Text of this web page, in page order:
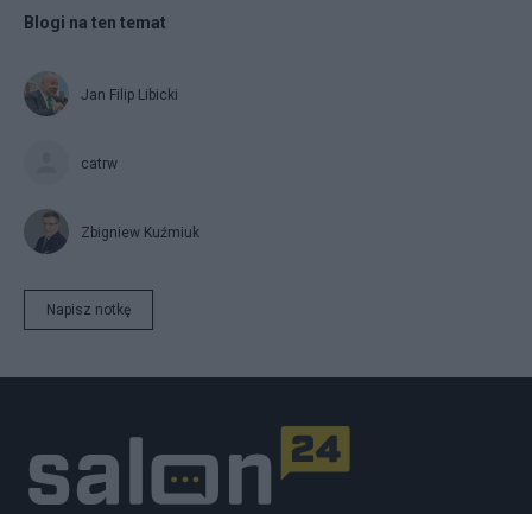
Blogi na ten temat
Jan Filip Libicki
catrw
Zbigniew Kuźmiuk
Napisz notkę